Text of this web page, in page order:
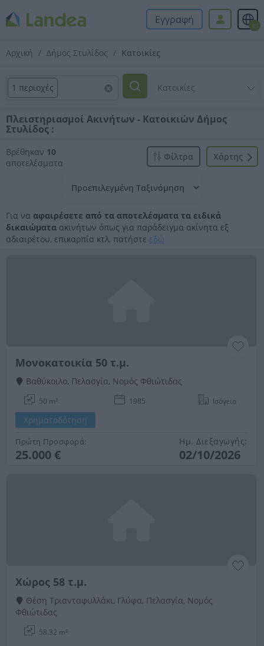
Εγγραφή el
Αρχική Δήμος Στυλίδος Κατοικίες
1 περιοχές
Πλειστηριασμοί Ακινήτων - Κατοικιών Δήμος
Στυλίδος :
Βρέθηκαν 10
αποτελέσματα
Xάρτης
Φίλτρα
Για να αφαιρέσετε από τα αποτελέσματα τα ειδικά
δικαιώματα ακινήτων όπως για παράδειγμα ακίνητα εξ
αδιαιρέτου, επικαρπία κτλ, πατήστε εδώ
Μονοκατοικία 50 τ.μ.
Βαθύκοιλο, Πελασγία, Νομός Φθιώτιδας
50 m² 1985 Ισόγειο
Χρηματοδότηση
Πρώτη Προσφορά:
25.000 €
Ημ. Διεξαγωγής:
02/10/2026
Χώρος 58 τ.μ.
Θέση Τριανταφυλλάκι, Γλύφα, Πελασγία, Νομός
Φθιώτιδας
58.32 m²